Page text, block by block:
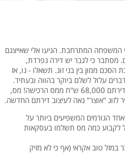
המשפחה המתרחבת. הגיעו אלי שאייצגם
כי לגבר יש דירה נפרדת,
ממון בין בני זוג. תשאלו - נו, אז
עלול לשלם ביוקר בהווה ובעתיד.
ואכן, בסיפור שלנו, בני הזוג, שערכו בעצתי מבעוד מועד הסכם ממון, חסכו ברכישת דירתם 68,000 ש"ח ממס הרכישה! מס,
"אוצר" נאה לעיצוב דירתם החדשה.
הגורמים המשפיעים ביותר על
לקבוע כמה מס תשלמו בעסקאות
טוב אקראי (אף כי לא מזיק